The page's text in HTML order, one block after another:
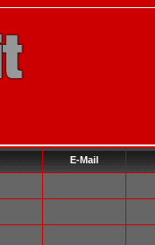
E-Mail